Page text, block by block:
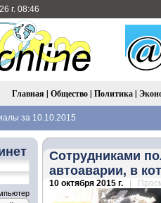
г. 08:46
Главная | Общество| Политика|
за 10.10.2015
Сотрудниками
автоаварии, в
10 октября 2015 г. |